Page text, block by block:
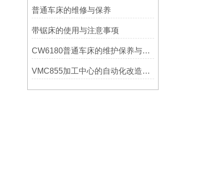
普通车床的维修与保养
带锯床的使用与注意事项
CW6180普通车床的维护保养与延长使用寿命技巧说明
VMC855加工中心的自动化改造与智能化应用说明